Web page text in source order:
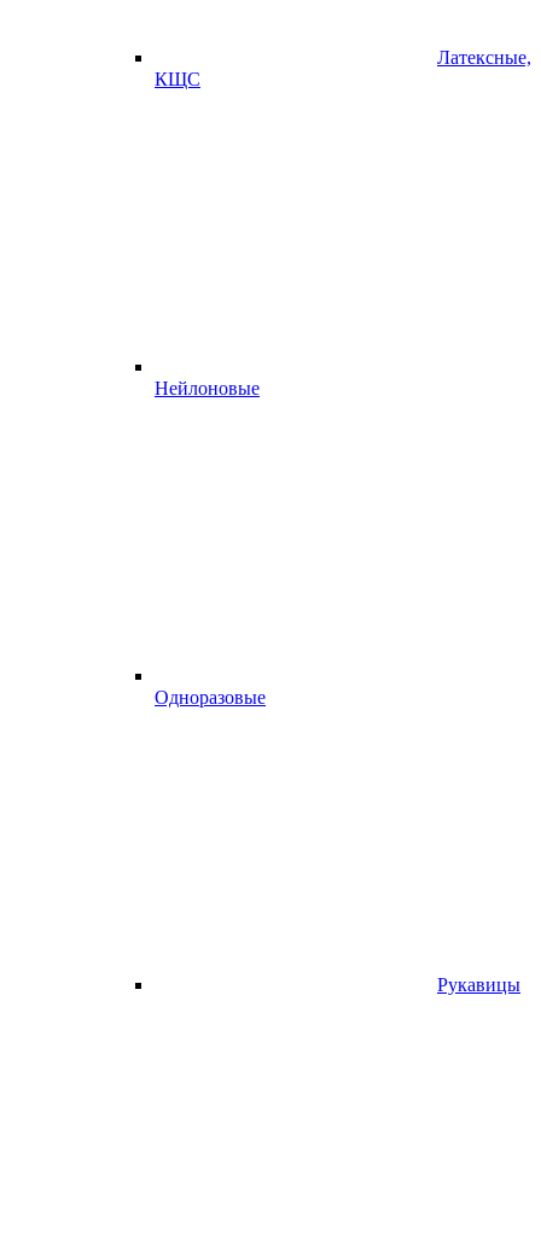
Латексные,
КЩС
Нейлоновые
Одноразовые
Рукавицы